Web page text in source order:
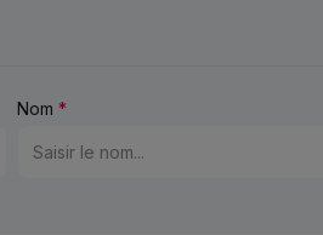
Nom *